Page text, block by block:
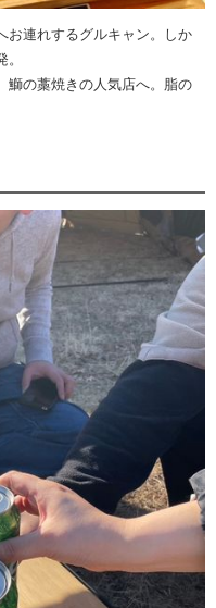
お連れするグルキャン。しか
鰤の藁焼きの人気店へ。脂の